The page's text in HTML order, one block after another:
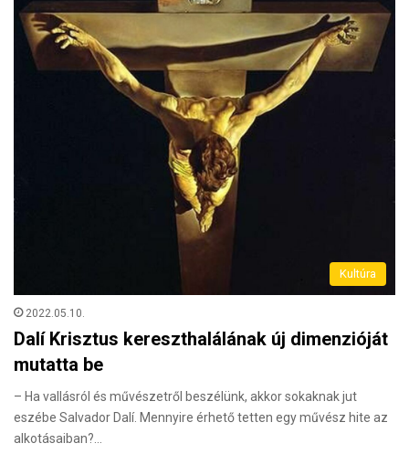
Kultúra
2022.05.10.
Dalí Krisztus kereszthalálának új dimenzióját
mutatta be
– Ha vallásról és művészetről beszélünk, akkor sokaknak jut
eszébe Salvador Dalí. Mennyire érhető tetten egy művész hite az
alkotásaiban?…